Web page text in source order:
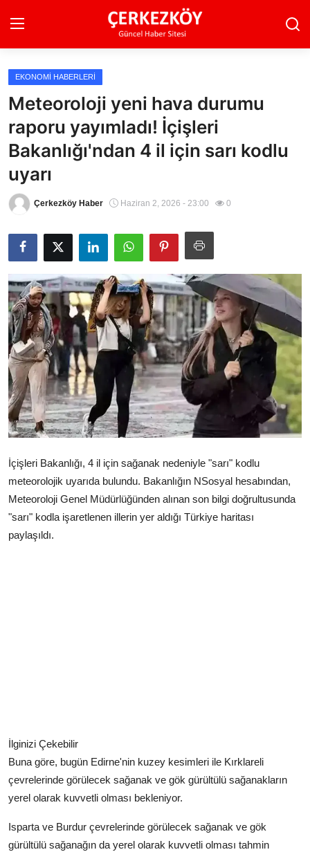
Ana Sayfa
Son Dakika
Ekonomi Haberleri
Magazin Haberleri
Teknoloji Haberleri
Dünya Haberleri
Çerkezköy
EKONOMI HABERLERI
Meteoroloji yeni hava durumu
raporu yayımladı! İçişleri
Bakanlığı'ndan 4 il için sarı kodlu
uyarı
Çerkezköy Haber Haziran 2, 2026 - 23:00 0
İçişleri Bakanlığı, 4 il için sağanak nedeniyle "sarı" kodlu
meteorolojik uyarıda bulundu. Bakanlığın NSosyal hesabından,
Meteoroloji Genel Müdürlüğünden alınan son bilgi doğrultusunda
"sarı" kodla işaretlenen illerin yer aldığı Türkiye haritası
paylaşıldı.
İlginizi Çekebilir
Buna göre, bugün Edirne'nin kuzey kesimleri ile Kırklareli
çevrelerinde görülecek sağanak ve gök gürültülü sağanakların
yerel olarak kuvvetli olması bekleniyor.
Isparta ve Burdur çevrelerinde görülecek sağanak ve gök
gürültülü sağanağın da yerel olarak kuvvetli olması tahmin